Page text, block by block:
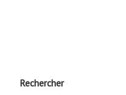
Rechercher